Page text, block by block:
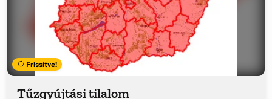
Frissítve!
Tűzgyújtási tilalom